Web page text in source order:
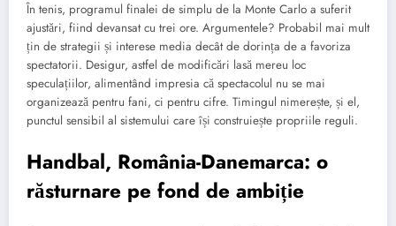
În tenis, programul finalei de simplu de la Monte Carlo a suferit
ajustări, fiind devansat cu trei ore. Argumentele? Probabil mai mult
țin de strategii și interese media decât de dorința de a favoriza
spectatorii. Desigur, astfel de modificări lasă mereu loc
speculațiilor, alimentând impresia că spectacolul nu se mai
organizează pentru fani, ci pentru cifre. Timingul nimerește, și el,
punctul sensibil al sistemului care își construiește propriile reguli.
Handbal, România-Danemarca: o
răsturnare pe fond de ambiție